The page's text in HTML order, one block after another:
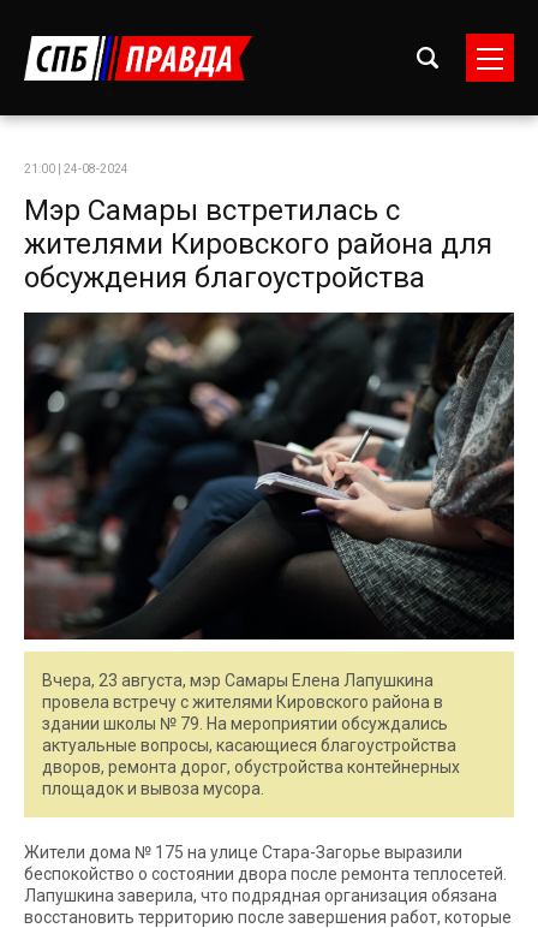
21:00 | 24-08-2024
Мэр Самары встретилась с
жителями Кировского района для
обсуждения благоустройства
Вчера, 23 августа, мэр Самары Елена Лапушкина
провела встречу с жителями Кировского района в
здании школы № 79. На мероприятии обсуждались
актуальные вопросы, касающиеся благоустройства
дворов, ремонта дорог, обустройства контейнерных
площадок и вывоза мусора.
Жители дома № 175 на улице Стара-Загорье выразили
беспокойство о состоянии двора после ремонта теплосетей.
Лапушкина заверила, что подрядная организация обязана
восстановить территорию после завершения работ, которые